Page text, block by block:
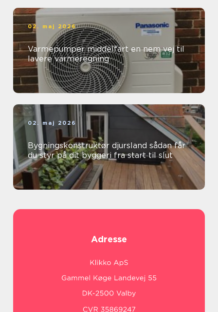
02. maj 2026
Varmepumper middelfart en nem vej til
lavere varmeregning
02. maj 2026
Bygningskonstruktør djursland sådan får
du styr på dit byggeri fra start til slut
Adresse